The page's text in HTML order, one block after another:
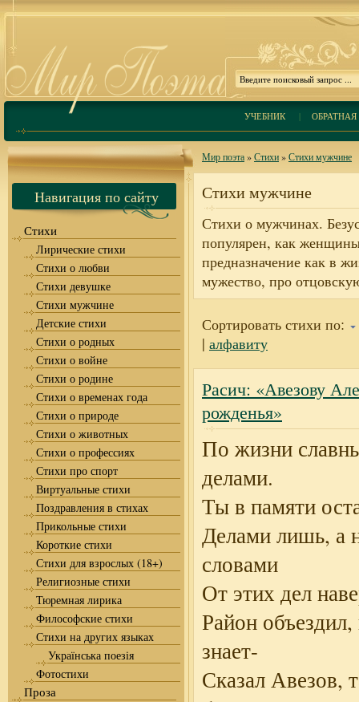
УЧЕБНИК| ОБРАТНАЯ
Навигация по сайту
Стихи
Лирические стихи
Стихи о любви
Стихи девушке
Стихи мужчине
Детские стихи
Стихи о родных
Стихи о войне
Стихи о родине
Стихи о временах года
Стихи о природе
Стихи о животных
Стихи о профессиях
Стихи про спорт
Виртуальные стихи
Поздравления в стихах
Прикольные стихи
Короткие стихи
Стихи для взрослых (18+)
Религиозные стихи
Тюремная лирика
Философские стихи
Стихи на других языках
Українська поезія
Фотостихи
Проза
Мир поэта»Стихи»Стихи мужчине
Стихи мужчине
Стихи о мужчинах.
популярен, как
предназначение как в
мужество, про
Сортировать стихи по:
| алфавиту
Расич: «Авезову
рожденья»
По жизни
делами.
Ты в памяти
Делами лишь, а
словами
От этих дел
Район
знает-
Сказал Авезов,